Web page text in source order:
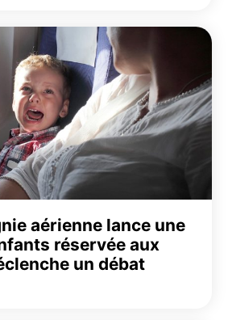
aérienne lance une
réservée aux
un débat